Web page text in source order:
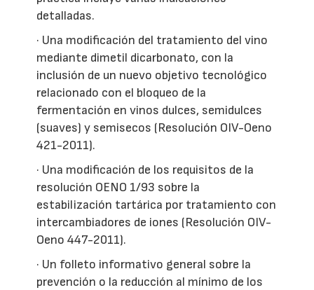
detalladas.
· Una modificación del tratamiento del vino
mediante dimetil dicarbonato, con la
inclusión de un nuevo objetivo tecnológico
relacionado con el bloqueo de la
fermentación en vinos dulces, semidulces
(suaves) y semisecos (Resolución OIV-Oeno
421-2011).
· Una modificación de los requisitos de la
resolución OENO 1/93 sobre la
estabilización tartárica por tratamiento con
intercambiadores de iones (Resolución OIV-
Oeno 447-2011).
· Un folleto informativo general sobre la
prevención o la reducción al mínimo de los